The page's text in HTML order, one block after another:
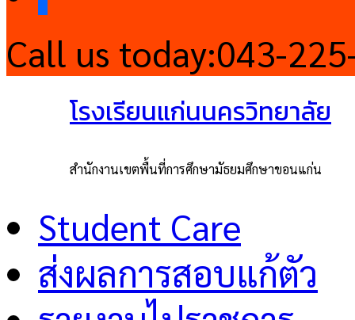
Call us today:043-
โรงเรียนแก่นนครวิทยาลัย
สำนักงานเขตพื้นที่การศึกษามัธยมศึกษาขอนแก่น
Student Care
ส่งผลการสอบแก้ตัว